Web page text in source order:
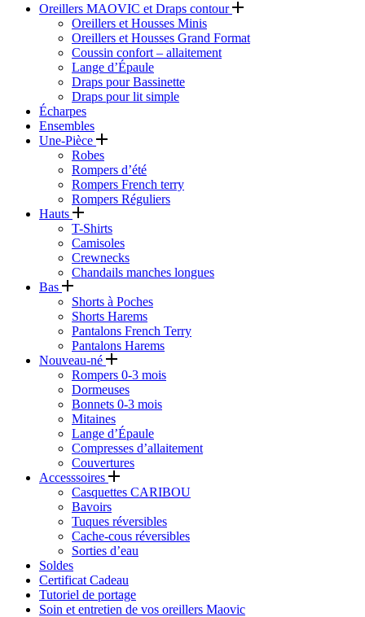
Oreillers MAOVIC et Draps contour
Oreillers et Housses Minis
Oreillers et Housses Grand Format
Coussin confort – allaitement
Lange d’Épaule
Draps pour Bassinette
Draps pour lit simple
Écharpes
Ensembles
Une-Pièce
Robes
Rompers d’été
Rompers French terry
Rompers Réguliers
Hauts
T-Shirts
Camisoles
Crewnecks
Chandails manches longues
Bas
Shorts à Poches
Shorts Harems
Pantalons French Terry
Pantalons Harems
Nouveau-né
Rompers 0-3 mois
Dormeuses
Bonnets 0-3 mois
Mitaines
Lange d’Épaule
Compresses d’allaitement
Couvertures
Accesssoires
Casquettes CARIBOU
Bavoirs
Tuques réversibles
Cache-cous réversibles
Sorties d’eau
Soldes
Certificat Cadeau
Tutoriel de portage
Soin et entretien de vos oreillers Maovic